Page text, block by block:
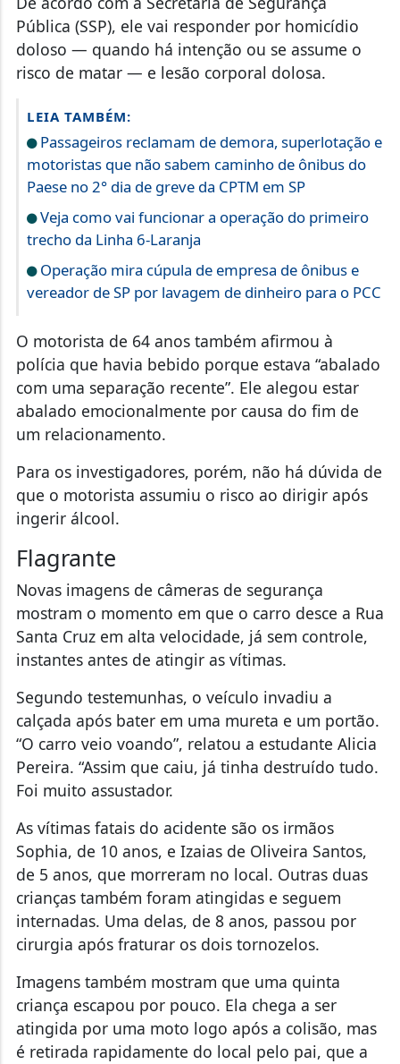
Pública (SSP), ele vai responder por homicídio
doloso — quando há intenção ou se assume o
risco de matar — e lesão corporal dolosa.
LEIA TAMBÉM:
Passageiros reclamam de demora, superlotação e
motoristas que não sabem caminho de ônibus do
Paese no 2° dia de greve da CPTM em SP
Veja como vai funcionar a operação do primeiro
trecho da Linha 6-Laranja
Operação mira cúpula de empresa de ônibus e
vereador de SP por lavagem de dinheiro para o PCC
O motorista de 64 anos também afirmou à
polícia que havia bebido porque estava “abalado
com uma separação recente”. Ele alegou estar
abalado emocionalmente por causa do fim de
um relacionamento.
Para os investigadores, porém, não há dúvida de
que o motorista assumiu o risco ao dirigir após
ingerir álcool.
Flagrante
Novas imagens de câmeras de segurança
mostram o momento em que o carro desce a Rua
Santa Cruz em alta velocidade, já sem controle,
instantes antes de atingir as vítimas.
Segundo testemunhas, o veículo invadiu a
calçada após bater em uma mureta e um portão.
“O carro veio voando”, relatou a estudante Alicia
Pereira. “Assim que caiu, já tinha destruído tudo.
Foi muito assustador.
As vítimas fatais do acidente são os irmãos
Sophia, de 10 anos, e Izaias de Oliveira Santos,
de 5 anos, que morreram no local. Outras duas
crianças também foram atingidas e seguem
internadas. Uma delas, de 8 anos, passou por
cirurgia após fraturar os dois tornozelos.
Imagens também mostram que uma quinta
criança escapou por pouco. Ela chega a ser
atingida por uma moto logo após a colisão, mas
é retirada rapidamente do local pelo pai, que a